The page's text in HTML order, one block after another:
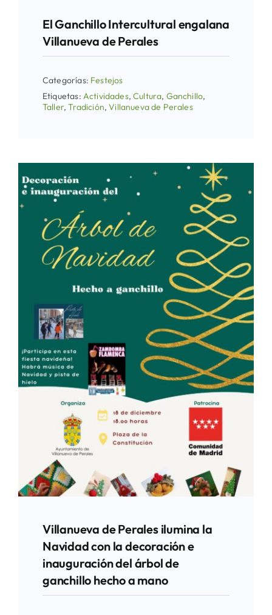
El Ganchillo Intercultural engalana
Villanueva de Perales
Categorías: Festejos
Etiquetas: Actividades,Cultura, Ganchillo,
Taller,Tradición,Villanueva de Perales
Villanueva de Perales ilumina la
Navidad con la decoración e
inauguración del árbol de
ganchillo hecho a mano